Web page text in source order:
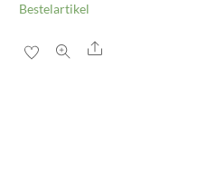
Bestelartikel
Share